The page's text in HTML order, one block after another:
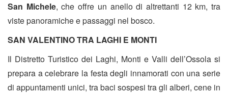
San Michele, che offre un anello di altrettanti 12 km, tra
viste panoramiche e passaggi nel bosco.
SAN VALENTINO TRA LAGHI E MONTI
Il Distretto Turistico dei Laghi, Monti e Valli dell’Ossola si
prepara a celebrare la festa degli innamorati con una serie
di appuntamenti unici, tra baci sospesi tra gli alberi, cene in